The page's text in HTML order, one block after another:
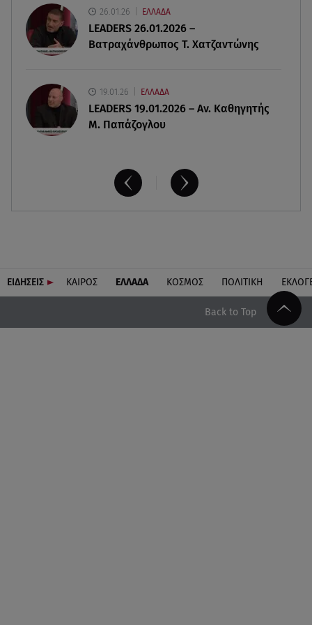
αποτελέσματα26.01.26 ΕΛΛΑΔΑ
LEADERS 26.01.2026 –
Βατραχάνθρωπος Τ. Χατζαντώνης
19.01.26 ΕΛΛΑΔΑ
LEADERS 19.01.2026 – Αν. Καθηγητής
Μ. Παπάζογλου
ΕΙΔΗΣΕΙΣ ΚΑΙΡΟΣ ΕΛΛΑΔΑ ΚΟΣΜΟΣ ΠΟΛΙΤΙΚΗ
Back to Top